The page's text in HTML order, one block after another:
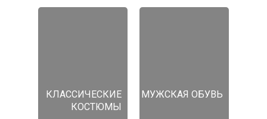
КЛАССИЧЕСКИЕ
КОСТЮМЫ
МУЖСКАЯ ОБУВЬ